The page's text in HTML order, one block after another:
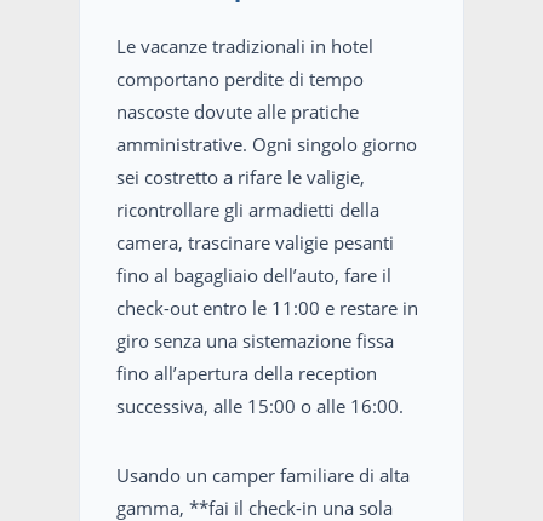
Le vacanze tradizionali in hotel
comportano perdite di tempo
nascoste dovute alle pratiche
amministrative. Ogni singolo giorno
sei costretto a rifare le valigie,
ricontrollare gli armadietti della
camera, trascinare valigie pesanti
fino al bagagliaio dell’auto, fare il
check-out entro le 11:00 e restare in
giro senza una sistemazione fissa
fino all’apertura della reception
successiva, alle 15:00 o alle 16:00.
Usando un camper familiare di alta
gamma, **fai il check-in una sola